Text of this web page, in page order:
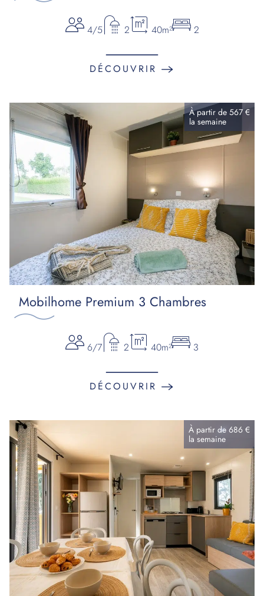
4/5 2 40m² 2
DÉCOUVRIR
À partir de 567 €
la semaine
Mobilhome Premium 3 Chambres
6/7 2 40m² 3
DÉCOUVRIR
À partir de 686 €
la semaine